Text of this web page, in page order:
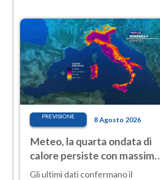
PREVISIONE 8 Agosto 2026
Meteo, la quarta ondata di
calore persiste con massime
sempre molto elevate
Gli ultimi dati confermano il